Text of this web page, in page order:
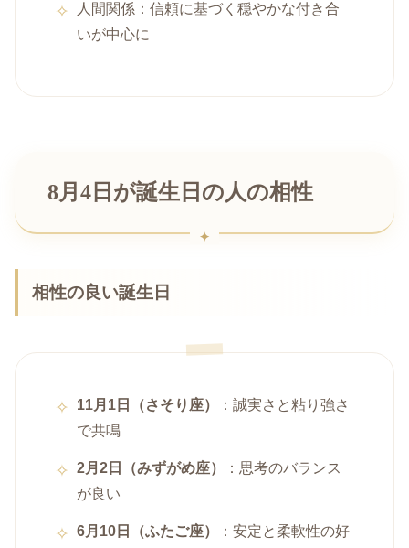
人間関係：信頼に基づく穏やかな付き合
いが中心に
8月4日が誕生日の人の相性
相性の良い誕生日
11月1日（さそり座）
：誠実さと粘り強さ
で共鳴
2月2日（みずがめ座）
：思考のバランス
が良い
6月10日（ふたご座） ：安定と柔軟性の好